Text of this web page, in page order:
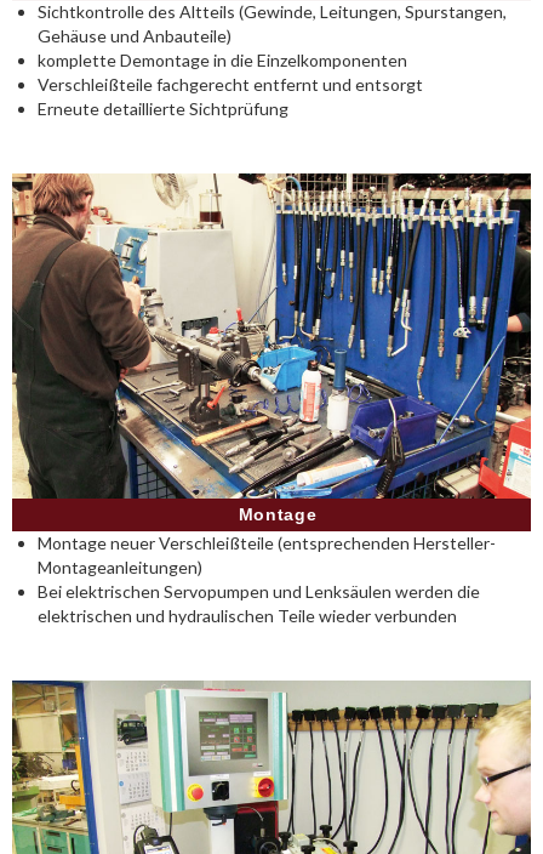
Sichtkontrolle des Altteils (Gewinde, Leitungen, Spurstangen,
Gehäuse und Anbauteile)
komplette Demontage in die Einzelkomponenten
Verschleißteile fachgerecht entfernt und entsorgt
Erneute detaillierte Sichtprüfung
Montage
Montage neuer Verschleißteile (entsprechenden Hersteller-
Montageanleitungen)
Bei elektrischen Servopumpen und Lenksäulen werden die
elektrischen und hydraulischen Teile wieder verbunden